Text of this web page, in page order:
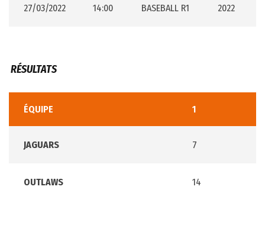
27/03/2022 14:00 BASEBALL R1 2022
RÉSULTATS
ÉQUIPE 1
JAGUARS 7
OUTLAWS 14